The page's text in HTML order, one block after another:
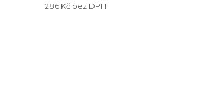
286 Kč bez DPH